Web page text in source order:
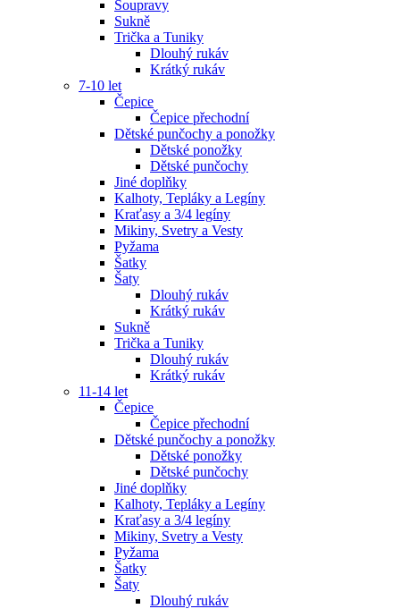
Soupravy
Sukně
Trička a Tuniky
Dlouhý rukáv
Krátký rukáv
7-10 let
Čepice
Čepice přechodní
Dětské punčochy a ponožky
Dětské ponožky
Dětské punčochy
Jiné doplňky
Kalhoty, Tepláky a Legíny
Kraťasy a 3/4 legíny
Mikiny, Svetry a Vesty
Pyžama
Šatky
Šaty
Dlouhý rukáv
Krátký rukáv
Sukně
Trička a Tuniky
Dlouhý rukáv
Krátký rukáv
11-14 let
Čepice
Čepice přechodní
Dětské punčochy a ponožky
Dětské ponožky
Dětské punčochy
Jiné doplňky
Kalhoty, Tepláky a Legíny
Kraťasy a 3/4 legíny
Mikiny, Svetry a Vesty
Pyžama
Šatky
Šaty
Dlouhý rukáv